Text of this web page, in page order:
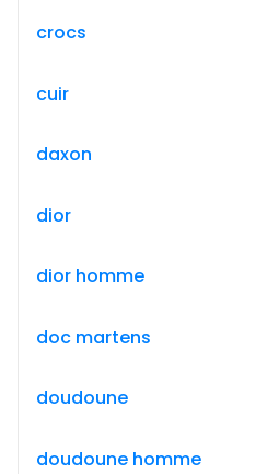
crocs
cuir
daxon
dior
dior homme
doc martens
doudoune
doudoune homme